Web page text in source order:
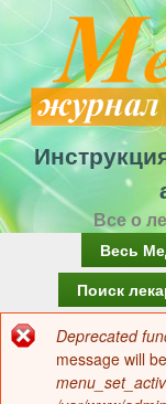
к
Все о
а
в
Весь
Поиск
об
Deprecated
message will